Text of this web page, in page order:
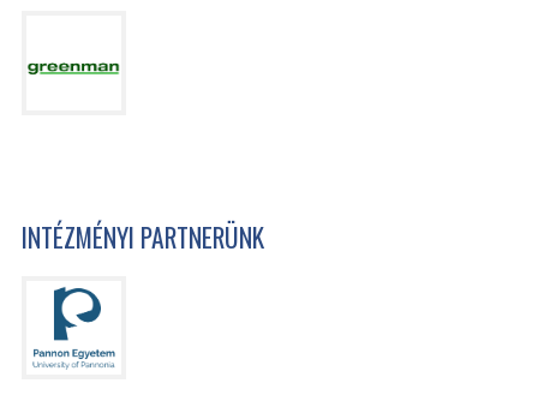
INTÉZMÉNYI PARTNERÜNK